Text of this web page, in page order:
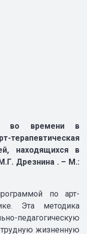
во времени в
находящихся в
Дрезнина . – М.:
по арт-
Эта методика
жизненную